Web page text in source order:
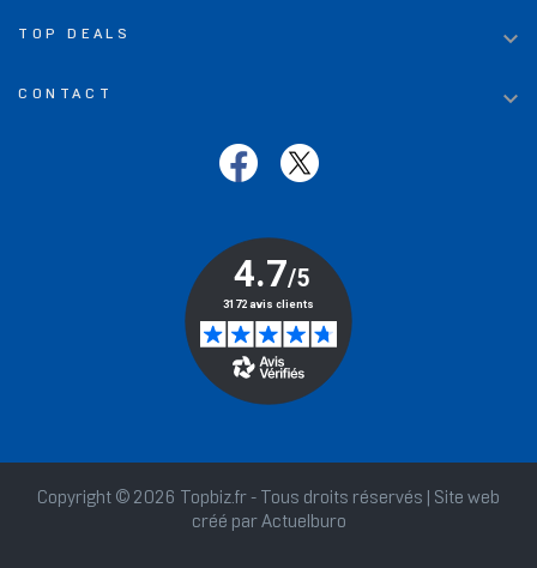
TOP DEALS 
CONTACT 
Copyright © 2026 Topbiz.fr - Tous droits réservés | Site web
créé par Actuelburo